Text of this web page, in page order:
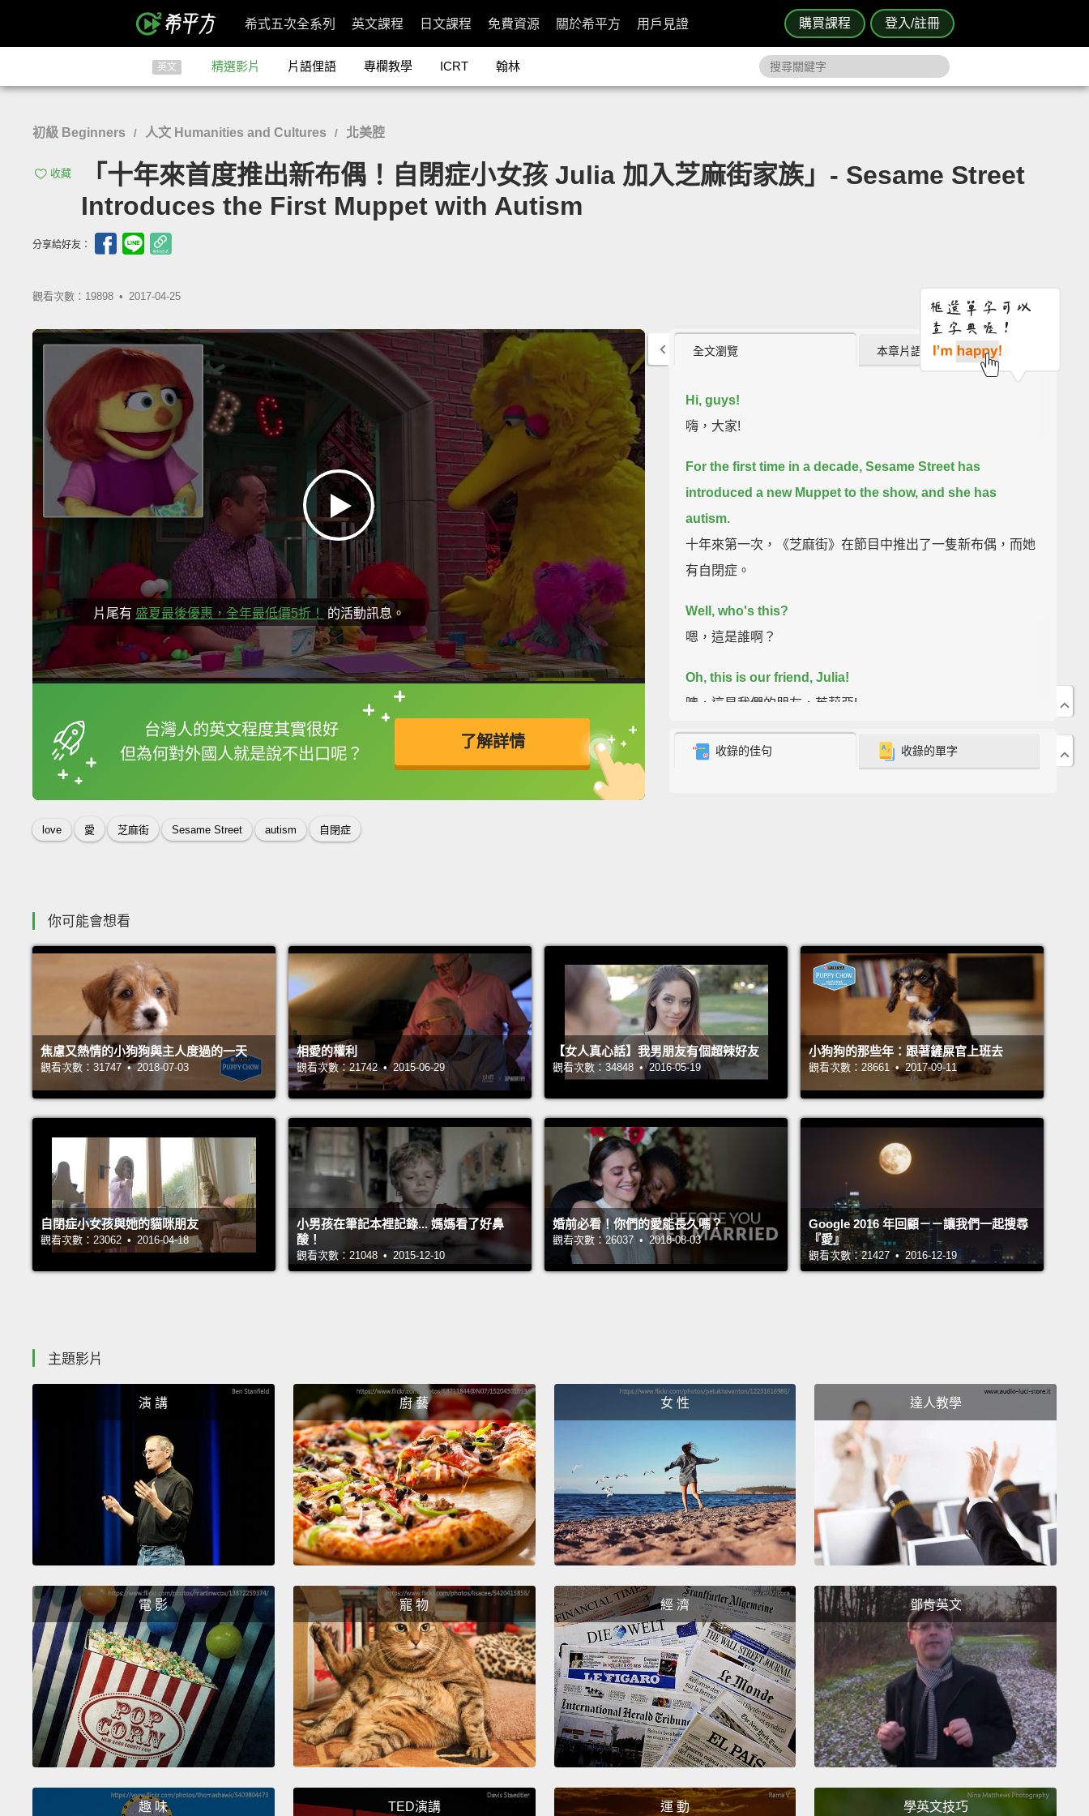
購買課程 登入/註冊
希式五次全系列 英文課程 日文課程 免費資源 關於希平方 用戶見證
英文 精選影片 片語俚語 專欄教學 ICRT 翰林
初級 Beginners / 人文 Humanities and Cultures / 北美腔
收藏
「十年來首度推出新布偶！自閉症小女孩 Julia 加入芝麻街家族」- Sesame Street
Introduces the First Muppet with Autism
分享給好友：
觀看次數：19898 • 2017-04-25
片尾有 盛夏最後優惠，全年最低價5折！ 的活動訊息。
台灣人的英文程度其實很好
但為何對外國人就是說不出口呢？
了解詳情
框選或點兩下字幕可以直接查字典喔！
英
love 愛 芝麻街 Sesame Street autism 自閉症
全文瀏覽 本章片語 (0)
Hi, guys!
嗨，大家!
For the first time in a decade, Sesame Street has
introduced a new Muppet to the show, and she has
autism.
十年來第一次，《芝麻街》在節目中推出了一隻新布偶，而她
有自閉症。
Well, who's this?
嗯，這是誰啊？
Oh, this is our friend, Julia!
噢，這是我們的朋友，茱莉亞!
The show says writing Julia into the episode was a
What's so funny?
什麼那麼有趣？
Julia started as a character in one of the show's books,
We're Amazing, 1, 2, 3! She was such a hit the series
decided to include her.
茱莉亞一開始是芝麻街其中一本故事書《We're Amazing, 1, 2,
3!》中的角色。她的角色非常受歡迎，於是芝麻街系列節目決
定將她納入演出中。
When Big Bird asks Alan, "What's autism?" Alan
answers, "Well, for Julia, it's this." And that's what's
important.
way."
她做事的方式有點不同，是以一種「茱莉亞的方式」。
Julia's introduction is just another way the hit show
promotes inclusion.
茱莉亞的推出只是這個受人喜愛的節目推廣包容性的另一種方
式。
but she expresses herself in different ways.
茱莉亞是個很棒的小小角色。她不那麼會說話，但她用不同的
方式表達自我。
Nice to meet you, Stacey.
很高興認識妳，史黛西。
Hi.
嗨。
The show says Julia's presence will hopefully promote a
收錄的佳句 收錄的單字
你可能會想看
焦慮又熱情的小狗狗與主人度過的一天
觀看次數：31747 • 2018-07-03
相愛的權利
觀看次數：21742 • 2015-06-29
【女人真心話】我男朋友有個超辣好友
觀看次數：34848 • 2016-05-19
小狗狗的那些年：跟著鏟屎官上班去
觀看次數：28661 • 2017-09-11
自閉症小女孩與她的貓咪朋友
觀看次數：23062 • 2016-04-18
小男孩在筆記本裡記錄... 媽媽看了好鼻
酸！
觀看次數：21048 • 2015-12-10
婚前必看！你們的愛能長久嗎？
觀看次數：26037 • 2018-08-03
Google 2016 年回顧－－讓我們一起搜尋
『愛』
觀看次數：21427 • 2016-12-19
主題影片
演 講 廚 藝 女 性 達人教學
電 影 寵 物 經 濟 鄧肯英文
趣 味 TED演講 運 動 學英文技巧